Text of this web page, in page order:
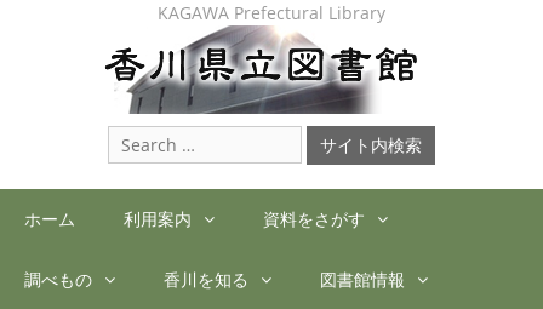
KAGAWA Prefectural Library
Search
for:
ホーム 利用案内 資料をさがす
調べもの 香川を知る 図書館情報